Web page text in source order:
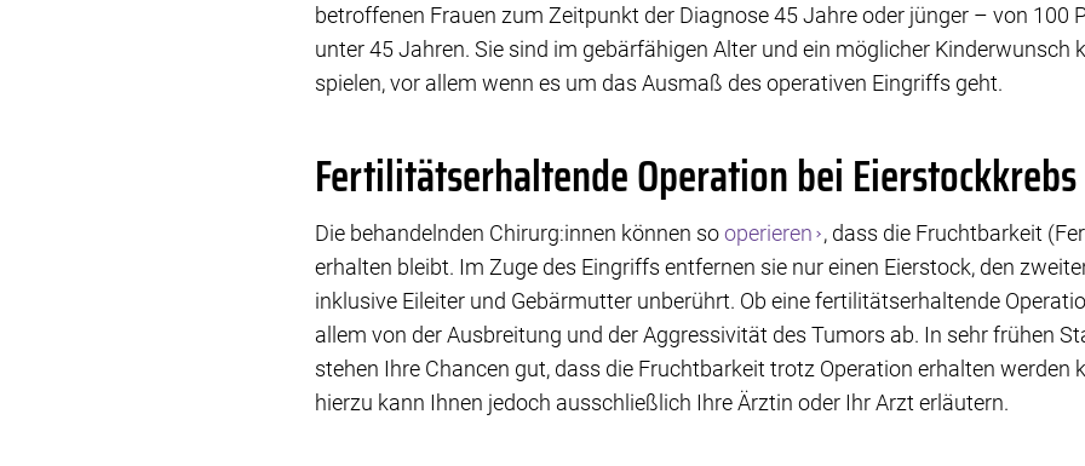
betroffenen Frauen zum Zeitpunkt der Diagnose 45 Jahre oder jünger – von 100
unter 45 Jahren. Sie sind im gebärfähigen Alter und ein möglicher Kinderwunsch
spielen, vor allem wenn es um das Ausmaß des operativen Eingriffs geht.
Fertilitätserhaltende Operation bei Eierstockkrebs
Die behandelnden Chirurg:innen können sooperieren , dass die Fruchtbarkeit
erhalten bleibt. Im Zuge des Eingriffs entfernen sie nur einen Eierstock, den
inklusive Eileiter und Gebärmutter unberührt. Ob eine fertilitätserhaltende
allem von der Ausbreitung und der Aggressivität des Tumors ab. In sehr frühen
stehen Ihre Chancen gut, dass die Fruchtbarkeit trotz Operation erhalten werden
hierzu kann Ihnen jedoch ausschließlich Ihre Ärztin oder Ihr Arzt erläutern.